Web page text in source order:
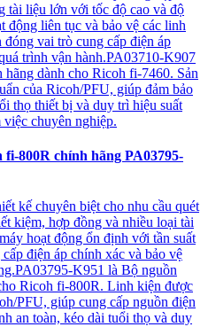
tài liệu lớn với tốc độ cao và độ
liên tục và bảo vệ các linh
vai trò cung cấp điện áp
trình vận hành.PA03710-K907
dành cho Ricoh fi-7460. Sản
của Ricoh/PFU, giúp đảm bảo
thọ thiết bị và duy trì hiệu suất
chuyên nghiệp.
800R chính hãng PA03795-
kế chuyên biệt cho nhu cầu quét
kiệm, hợp đồng và nhiều loại tài
hoạt động ổn định với tần suất
điện áp chính xác và bảo vệ
K951 là Bộ nguồn
Ricoh fi-800R. Linh kiện được
PFU, giúp cung cấp nguồn điện
an toàn, kéo dài tuổi thọ và duy